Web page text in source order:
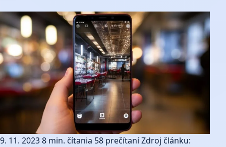
9. 11. 20238 min. čítania 58 prečítaníZdroj článku: